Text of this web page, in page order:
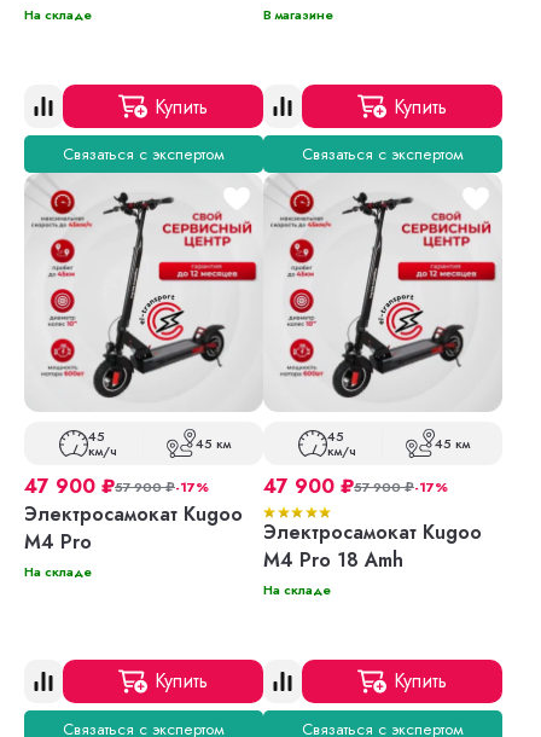
На складе
Купить
Связаться с экспертом
В магазине
Купить
Связаться с экспертом
45
км/ч 45 км
47 900 ₽57 900₽-17%
Электросамокат Kugoo
M4 Pro
На складе
Купить
Связаться с экспертом
45
км/ч 45 км
47 900 ₽57 900₽-17%
Электросамокат Kugoo
M4 Pro 18 Amh
На складе
Купить
Связаться с экспертом